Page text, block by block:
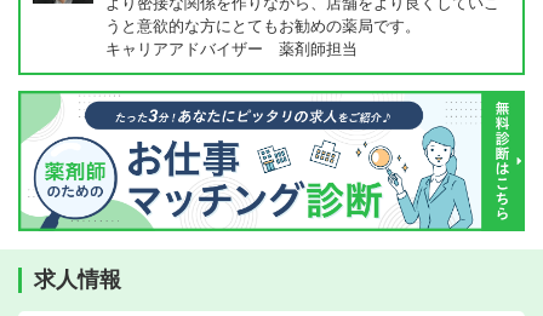
うと意欲的な方にとてもお勧めの薬局です。
キャリアアドバイザー 薬剤師担当
求人情報